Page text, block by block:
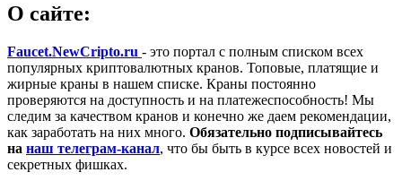
О сайте:
Faucet.NewCripto.ru - это портал с полным списком всех
популярных криптовалютных кранов. Топовые, платящие и
жирные краны в нашем списке. Краны постоянно
проверяются на доступность и на платежеспособность! Мы
следим за качеством кранов и конечно же даем рекомендации,
как заработать на них много. Обязательно подписывайтесь
на наш телеграм-канал, что бы быть в курсе всех новостей и
секретных фишках.